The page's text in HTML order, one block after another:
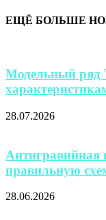
ЕЩЁ БОЛЬШЕ
Модельный ряд
28.07.2026
Антигравийная
правильную
28.06.2026